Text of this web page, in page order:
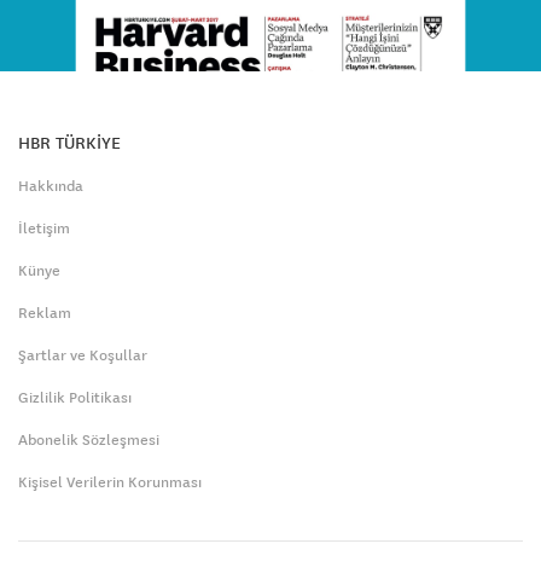
HBR TÜRKİYE
Hakkında
İletişim
Künye
Reklam
Şartlar ve Koşullar
Gizlilik Politikası
Abonelik Sözleşmesi
Kişisel Verilerin Korunması